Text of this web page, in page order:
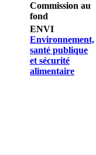
Commission au
fond
ENVI
Environnement,
santé publique
et sécurité
alimentaire